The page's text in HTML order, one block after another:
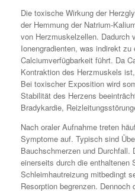
Die toxische Wirkung der
der Hemmung der Natrium-
von Herzmuskelzellen. Dadurch
Ionengradienten, was indirekt
Calciumverfügbarkeit führt. Da
Kontraktion des Herzmuskels
Bei toxischer Exposition wird
Stabilität des Herzens
Bradykardie,
Nach oraler Aufnahme treten
Symptome auf. Typisch sind
Bauchschmerzen und Durchfall.
einerseits durch die enthaltenen
Schleimhautreizung mitbedingt
Resorption begrenzen.